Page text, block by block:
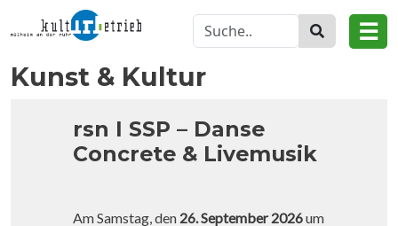
Direkt zum Inhalt
☰
Kunst & Kultur
Krimi meets Electric
Guitar
Der bekannte Dortmunder Schauspieler